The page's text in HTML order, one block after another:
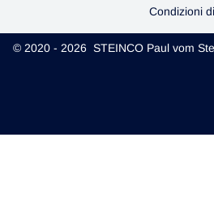
Condizioni
© 2020 - 2026 STEINCO Paul vom